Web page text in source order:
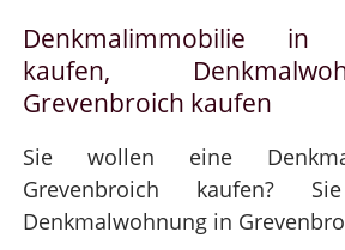
Denkmalimmobilie in
kaufen,
Grevenbroich kaufen
Sie wollen eine
Grevenbroich kaufen?
Denkmalwohnung in